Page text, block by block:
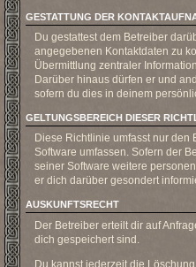
GESTATTUNG DER
Du gestattest dem Betreiber
angegebenen Kontaktdaten zu
Übermittlung zentraler
Darüber hinaus dürfen er und
sofern du dies in deinem
GELTUNGSBEREICH DIESER
Diese Richtlinie umfasst nur den
Software umfassen. Sofern der
seiner Software weitere
er dich darüber gesondert
AUSKUNFTSRECHT
Der Betreiber erteilt dir auf
dich gespeichert sind.
Du kannst jederzeit die